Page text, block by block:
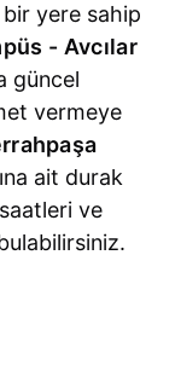
yere sahip
- Avcılar
güncel
vermeye
ait durak
ve